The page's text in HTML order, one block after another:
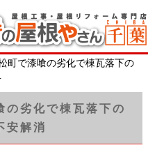
町で漆喰の劣化で棟瓦落下の
の劣化で棟瓦落下の
安解消